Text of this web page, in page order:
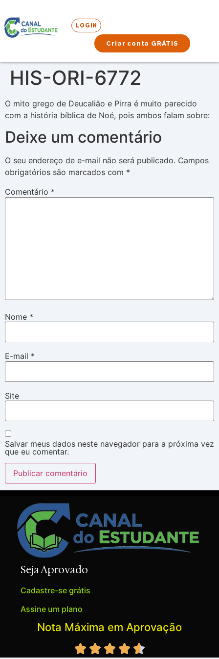
LOGIN
Criar conta GRÁTIS
HIS-ORI-6772
O mito grego de Deucalião e Pirra é muito parecido
com a história bíblica de Noé, pois ambos falam sobre:
Deixe um comentário
O seu endereço de e-mail não será publicado. Campos
obrigatórios são marcados com *
Comentário *
Nome *
E-mail *
Site
Salvar meus dados neste navegador para a próxima vez
que eu comentar.
Seja Aprovado
Cadastre-se grátis
Assine um plano
Nota Máxima em Aprovação